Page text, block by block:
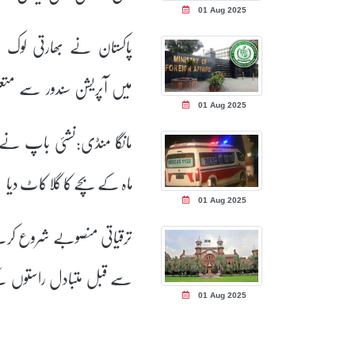
01 Aug 2025
ہوئیں؟ رپورٹ جاری
01 Aug 2025
پاکستان نے بھارتی
میں آپریشن سندور سے
بیانات مسترد کر دیئے
01 Aug 2025
ماہ کے بچے کا گلا کاٹ دیا
01 Aug 2025
ترقیاتی منصوبے شروع
سے قبل متبادل